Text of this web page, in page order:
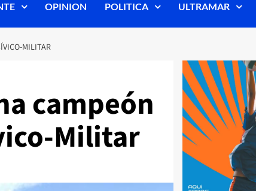
OPINION POLITICA ULTRAMAR
MILITAR
campeón
Militar